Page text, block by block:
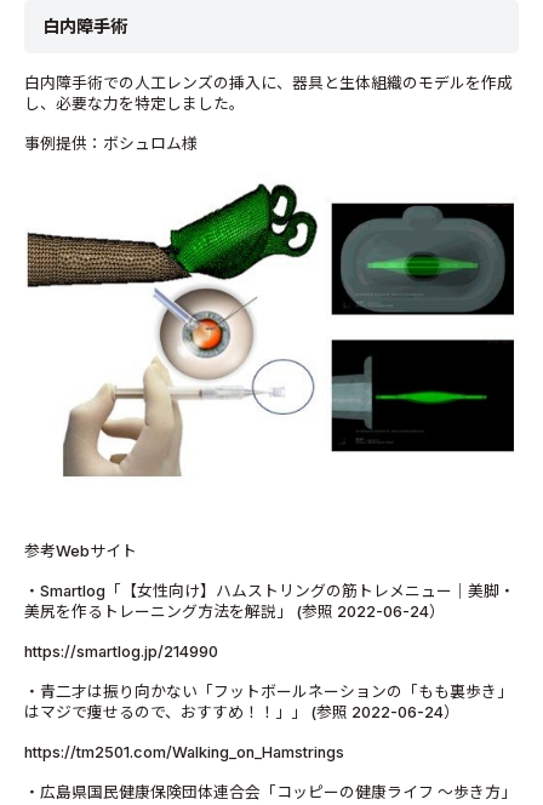
白内障手術
白内障手術での人工レンズの挿入に、器具と生体組織のモデルを作成
し、必要な力を特定しました。
事例提供：ボシュロム様
参考Webサイト
・Smartlog「【女性向け】ハムストリングの筋トレメニュー｜美脚・
美尻を作るトレーニング方法を解説」 (参照 2022-06-24）
https://smartlog.jp/214990
・青二才は振り向かない「フットボールネーションの「もも裏歩き」
はマジで痩せるので、おすすめ！！」」 (参照 2022-06-24）
https://tm2501.com/Walking_on_Hamstrings
・広島県国民健康保険団体連合会「コッピーの健康ライフ ～歩き方」